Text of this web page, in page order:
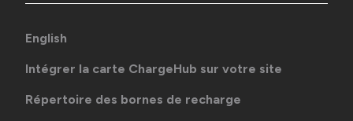
English
Intégrer la carte ChargeHub sur votre site
Répertoire des bornes de recharge